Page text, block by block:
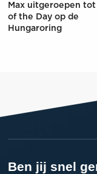
Max uitgeroepen
of the Day op de
Hungaroring
Ben jij snel